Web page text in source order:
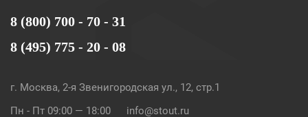
8 (800) 700 - 70 - 31
8 (495) 775 - 20 - 08
г. Москва, 2-я Звенигородская ул., 12, стр.1
Пн - Пт 09:00 — 18:00
info@stout.ru